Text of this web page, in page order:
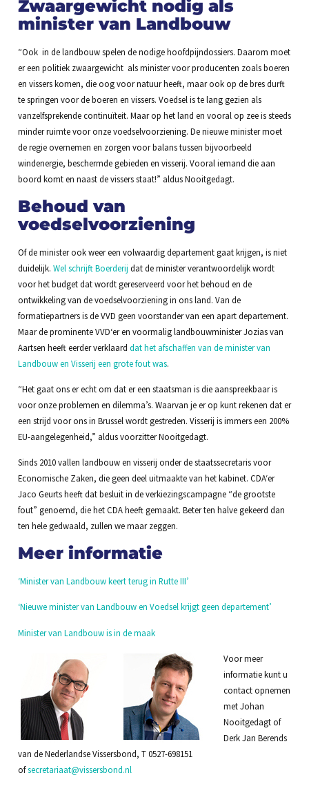
Zwaargewicht nodig als
minister van Landbouw
“Ook in de landbouw spelen de nodige hoofdpijndossiers. Daarom moet
er een politiek zwaargewicht als minister voor producenten zoals boeren
en vissers komen, die oog voor natuur heeft, maar ook op de bres durft
te springen voor de boeren en vissers. Voedsel is te lang gezien als
vanzelfsprekende continuïteit. Maar op het land en vooral op zee is steeds
minder ruimte voor onze voedselvoorziening. De nieuwe minister moet
de regie overnemen en zorgen voor balans tussen bijvoorbeeld
windenergie, beschermde gebieden en visserij. Vooral iemand die aan
boord komt en naast de vissers staat!” aldus Nooitgedagt.
Behoud van
voedselvoorziening
Of de minister ook weer een volwaardig departement gaat krijgen, is niet
duidelijk. Wel schrijft Boerderij dat de minister verantwoordelijk wordt
voor het budget dat wordt gereserveerd voor het behoud en de
ontwikkeling van de voedselvoorziening in ons land. Van de
formatiepartners is de VVD geen voorstander van een apart departement.
Maar de prominente VVD‘er en voormalig landbouwminister Jozias van
Aartsen heeft eerder verklaard dat het afschaffen van de minister van
Landbouw en Visserij een grote fout was.
“Het gaat ons er echt om dat er een staatsman is die aanspreekbaar is
voor onze problemen en dilemma’s. Waarvan je er op kunt rekenen dat er
een strijd voor ons in Brussel wordt gestreden. Visserij is immers een 200%
EU-aangelegenheid,” aldus voorzitter Nooitgedagt.
Sinds 2010 vallen landbouw en visserij onder de staatssecretaris voor
Economische Zaken, die geen deel uitmaakte van het kabinet. CDA‘er
Jaco Geurts heeft dat besluit in de verkiezingscampagne “de grootste
fout” genoemd, die het CDA heeft gemaakt. Beter ten halve gekeerd dan
ten hele gedwaald, zullen we maar zeggen.
Meer informatie
‘Minister van Landbouw keert terug in Rutte III’
‘Nieuwe minister van Landbouw en Voedsel krijgt geen departement’
Minister van Landbouw is in de maak
Voor meer
informatie kunt u
contact opnemen
met Johan
Nooitgedagt of
Derk Jan Berends
van de Nederlandse Vissersbond, T 0527-698151
ofsecretariaat@vissersbond.nl